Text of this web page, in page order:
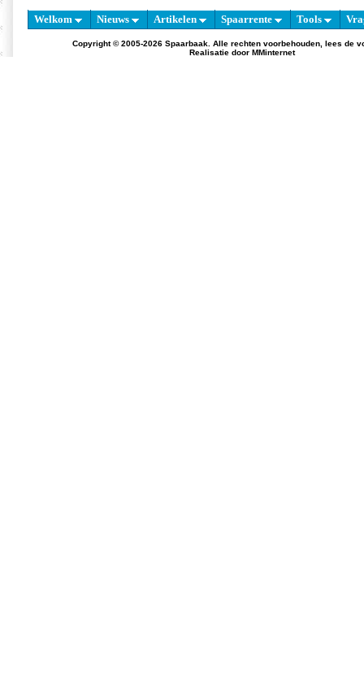
Welkom Nieuws Artikelen Spaarrente Tools
Copyright © 2005-2026 Spaarbaak. Alle rechten voorbehouden, lees de
Realisatie door MMinternet